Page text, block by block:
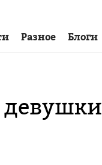
Разное Блоги
девушки